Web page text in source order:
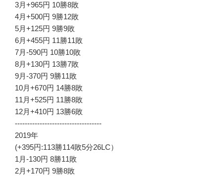
3月+965円 10勝8敗
4月+500円 9勝12敗
5月+125円 9勝9敗
6月+455円 11勝11敗
7月-590円 10勝10敗
8月+130円 13勝7敗
9月-370円 9勝11敗
10月+670円 14勝8敗
11月+525円 11勝8敗
12月+410円 13勝6敗
-----------------------------------
2019年
(+395円:113勝114敗5分26LC）
1月-130円 8勝11敗
2月+170円 9勝8敗